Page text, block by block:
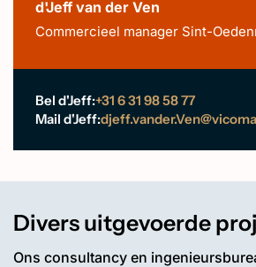
d'Jeff van der Ven
Commercieel manager Sint-
Bel d'Jeff:+31 6 31 98 58 77
Mail d'Jeff:
Divers uitgevoerde
Ons consultancy en